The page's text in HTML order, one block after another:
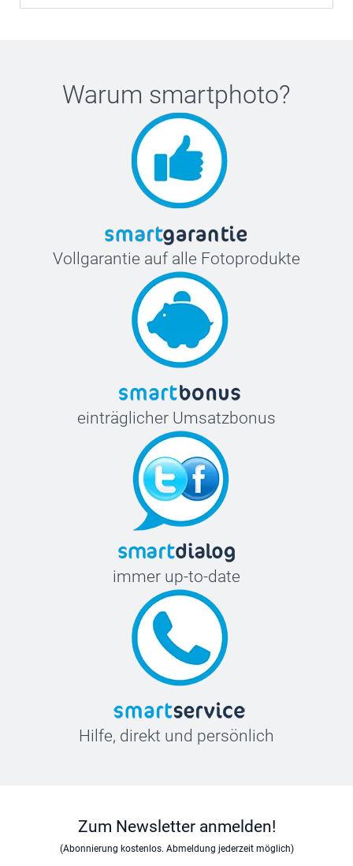
Warum smartphoto?
Vollgarantie auf alle Fotoprodukte
einträglicher Umsatzbonus
immer up-to-date
Hilfe, direkt und persönlich
Zum Newsletter anmelden!
(Abonnierung kostenlos. Abmeldung jederzeit möglich)